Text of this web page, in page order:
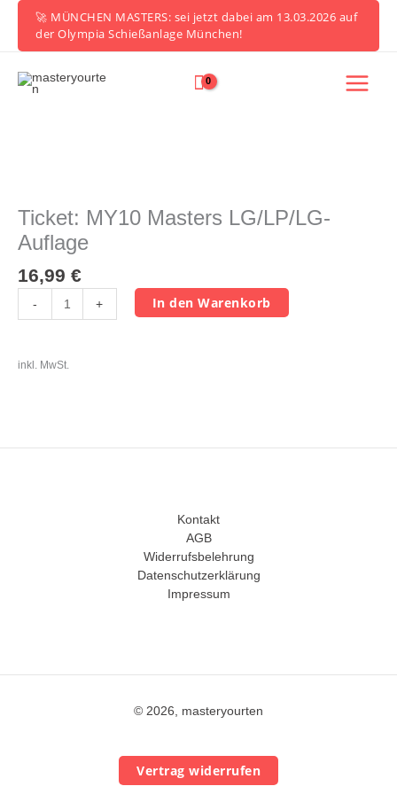
springen
🚀 MÜNCHEN MASTERS: sei jetzt dabei am 13.03.2026 auf
der Olympia Schießanlage München!
Ticket: MY10 Masters LG/LP/LG-
Auflage
16,99 €
-
Masters
LG/LP/LG-
Auflage
+ In den Warenkorb
inkl. MwSt.
Kontakt
AGB
Widerrufsbelehrung
Datenschutzerklärung
Impressum
© 2026, masteryourten
Vertrag widerrufen